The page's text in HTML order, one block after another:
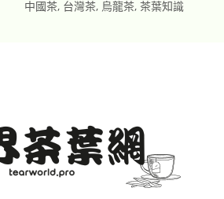
中國茶, 台灣茶, 烏龍茶,茶葉知識